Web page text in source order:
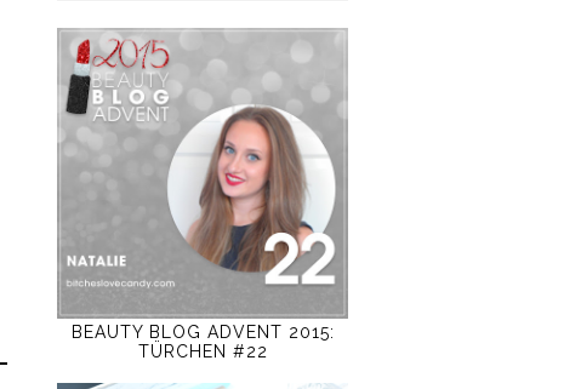
BEAUTY BLOG ADVENT 2015:
TÜRCHEN #22